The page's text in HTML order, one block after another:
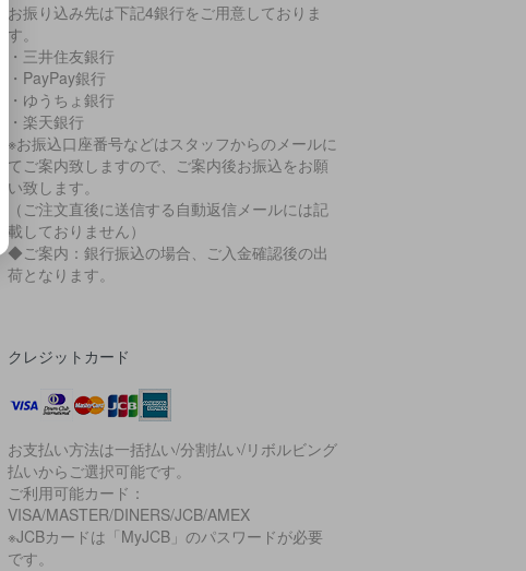
お振り込み先は下記4銀行をご用意しておりま
す。
・三井住友銀行
・PayPay銀行
・ゆうちょ銀行
・楽天銀行
※お振込口座番号などはスタッフからのメールに
てご案内致しますので、ご案内後お振込をお願
い致します。
（ご注文直後に送信する自動返信メールには記
載しておりません）
◆ご案内：銀行振込の場合、ご入金確認後の出
荷となります。
クレジットカード
お支払い方法は一括払い/分割払い/リボルビング
払いからご選択可能です。
ご利用可能カード：
VISA/MASTER/DINERS/JCB/AMEX
※JCBカードは「MyJCB」のパスワードが必要
です。